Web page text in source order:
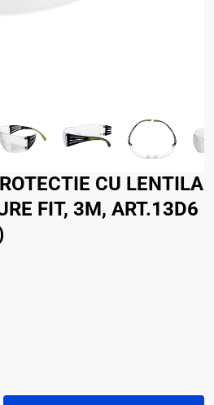
CU LENTILA
FIT, 3M, ART.13D6